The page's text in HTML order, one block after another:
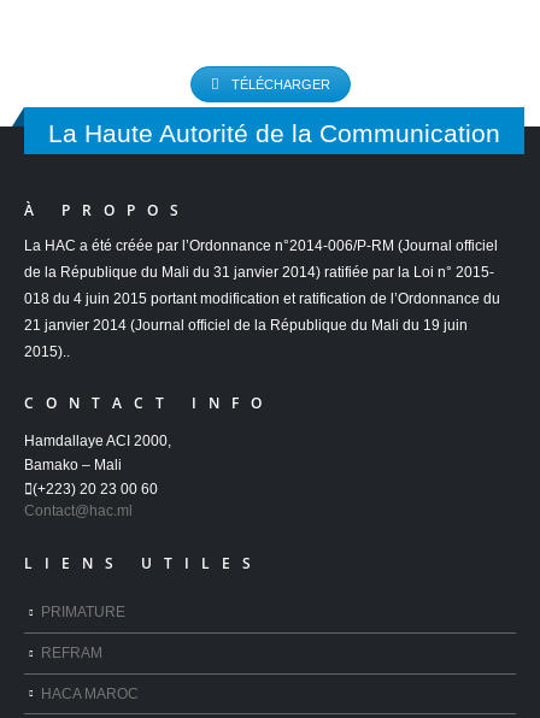
TÉLÉCHARGER
La Haute Autorité de la Communication
À PROPOS
La HAC a été créée par l’Ordonnance n°2014-006/P-RM (Journal officiel
de la République du Mali du 31 janvier 2014) ratifiée par la Loi n° 2015-
018 du 4 juin 2015 portant modification et ratification de l’Ordonnance du
21 janvier 2014 (Journal officiel de la République du Mali du 19 juin
2015)..
CONTACT INFO
Hamdallaye ACI 2000,
Bamako – Mali
(+223) 20 23 00 60
Contact@hac.ml
LIENS UTILES
PRIMATURE
REFRAM
HACA MAROC